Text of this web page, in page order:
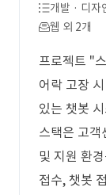
개발 · 디자
웹 외 2개
프로젝트 "
어락 고장
있는 챗봇
스택은 고객
및 지원 환
접수, 챗봇